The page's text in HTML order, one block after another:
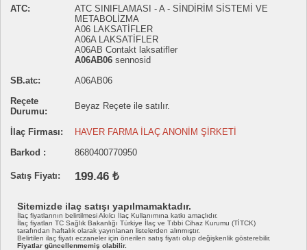
ATC:
ATC SINIFLAMASI - A - SİNDİRİM SİSTEMİ VE
METABOLİZMA
A06 LAKSATİFLER
A06A LAKSATİFLER
A06AB Contakt laksatifler
A06AB06 sennosid
SB.atc:
A06AB06
Reçete
Durumu:
Beyaz Reçete ile satılır.
İlaç Firması:
HAVER FARMA İLAÇ ANONİM ŞİRKETİ
Barkod :
8680400770950
Satış Fiyatı: 199.46 ₺
Sitemizde ilaç satışı yapılmamaktadır.
İlaç fiyatlarının belirtilmesi Akılcı İlaç Kullanımına katkı amaçlıdır.
İlaç fiyatları TC Sağlık Bakanlığı Türkiye İlaç ve Tıbbi Cihaz Kurumu (TİTCK)
tarafından haftalık olarak yayınlanan listelerden alınmıştır.
Belirtilen ilaç fiyatı eczaneler için önerilen satış fiyatı olup değişkenlik gösterebilir.
Fiyatlar güncellenmemiş olabilir.